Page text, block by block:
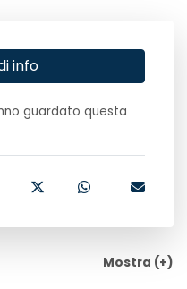
info
guardato questa
Mostra (+)